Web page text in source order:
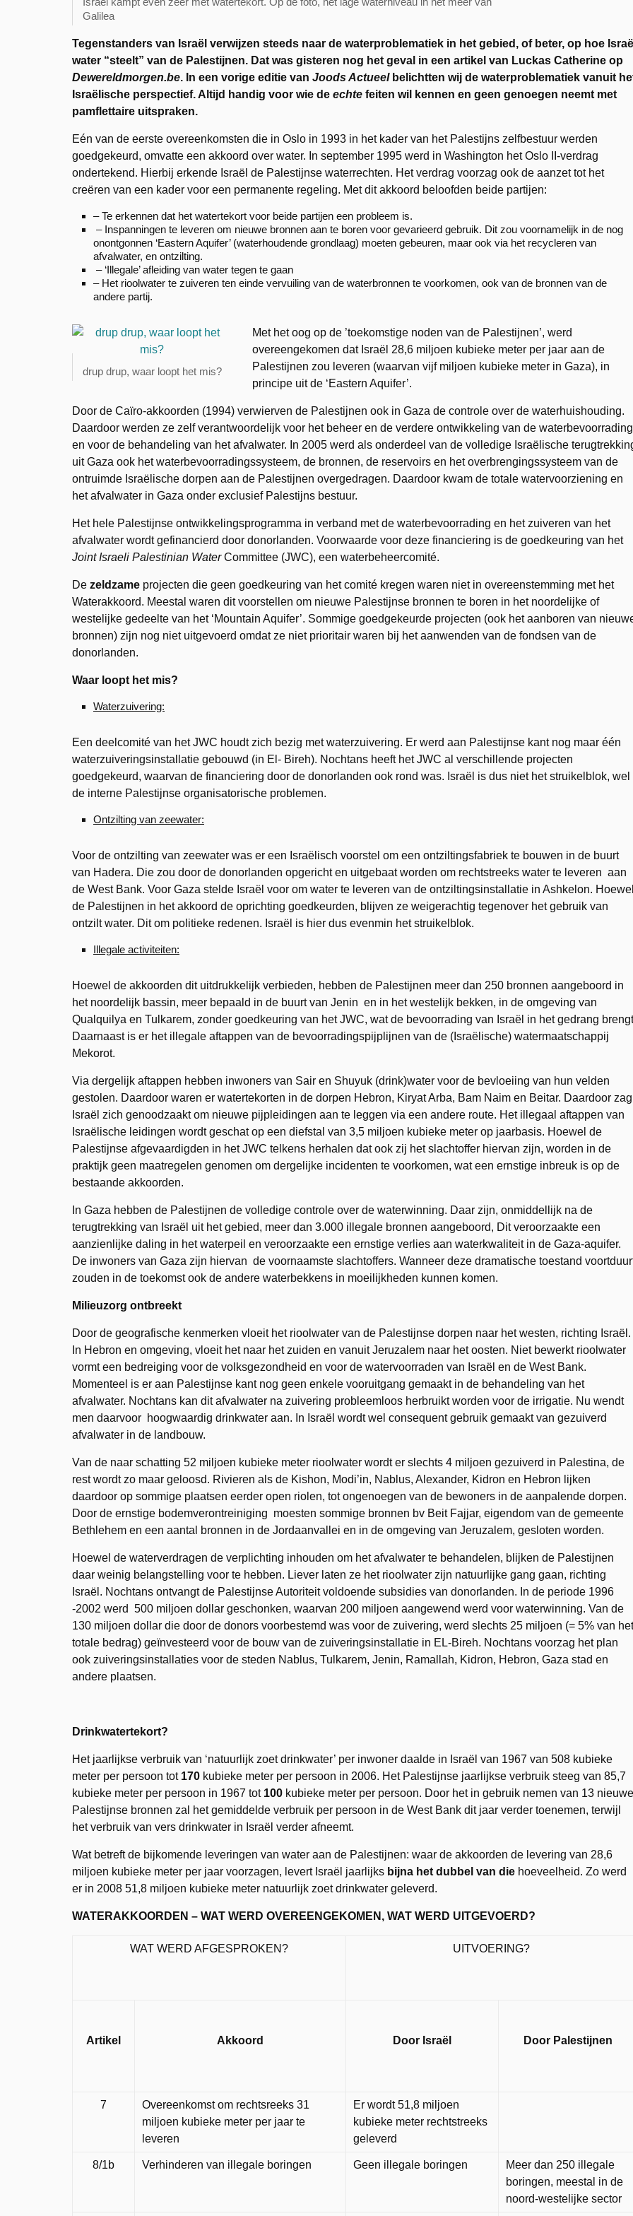
Galilea
Tegenstanders van Israël verwijzen steeds naar de waterproblematiek in het gebied, of beter, op hoe
water “steelt” van de Palestijnen. Dat was gisteren nog het geval in een artikel van Luckas Catherine op
Dewereldmorgen.be. In een vorige editie van Joods Actueelbelichtten wij de waterproblematiek vanuit
Israëlische perspectief. Altijd handig voor wie de echte feiten wil kennen en geen genoegen neemt met
pamflettaire uitspraken.
Eén van de eerste overeenkomsten die in Oslo in 1993 in het kader van het Palestijns zelfbestuur werden
goedgekeurd, omvatte een akkoord over water. In september 1995 werd in Washington het Oslo II-verdrag
ondertekend. Hierbij erkende Israël de Palestijnse waterrechten. Het verdrag voorzag ook de aanzet tot het
creëren van een kader voor een permanente regeling. Met dit akkoord beloofden beide partijen:
– Te erkennen dat het watertekort voor beide partijen een probleem is.
– Inspanningen te leveren om nieuwe bronnen aan te boren voor gevarieerd gebruik. Dit zou voornamelijk in de nog
onontgonnen ‘Eastern Aquifer’ (waterhoudende grondlaag) moeten gebeuren, maar ook via het recycleren van
afvalwater, en ontzilting.
– ‘Illegale’ afleiding van water tegen te gaan
– Het rioolwater te zuiveren ten einde vervuiling van de waterbronnen te voorkomen, ook van de bronnen van de
andere partij.
drup drup, waar loopt het mis?
Met het oog op de ’toekomstige noden van de Palestijnen’, werd
overeengekomen dat Israël 28,6 miljoen kubieke meter per jaar aan de
Palestijnen zou leveren (waarvan vijf miljoen kubieke meter in Gaza), in
principe uit de ‘Eastern Aquifer’.
Door de Caïro-akkoorden (1994) verwierven de Palestijnen ook in Gaza de controle over de waterhuishouding.
Daardoor werden ze zelf verantwoordelijk voor het beheer en de verdere ontwikkeling van de waterbevoorrading
en voor de behandeling van het afvalwater. In 2005 werd als onderdeel van de volledige Israëlische
uit Gaza ook het waterbevoorradingssysteem, de bronnen, de reservoirs en het overbrengingssysteem van de
ontruimde Israëlische dorpen aan de Palestijnen overgedragen. Daardoor kwam de totale watervoorziening en
het afvalwater in Gaza onder exclusief Palestijns bestuur.
Het hele Palestijnse ontwikkelingsprogramma in verband met de waterbevoorrading en het zuiveren van het
afvalwater wordt gefinancierd door donorlanden. Voorwaarde voor deze financiering is de goedkeuring van het
Joint Israeli Palestinian WaterCommittee (JWC), een waterbeheercomité.
De zeldzame projecten die geen goedkeuring van het comité kregen waren niet in overeenstemming met het
Waterakkoord. Meestal waren dit voorstellen om nieuwe Palestijnse bronnen te boren in het noordelijke of
westelijke gedeelte van het ‘Mountain Aquifer’. Sommige goedgekeurde projecten (ook het aanboren van
bronnen) zijn nog niet uitgevoerd omdat ze niet prioritair waren bij het aanwenden van de fondsen van de
donorlanden.
Waar loopt het mis?
Waterzuivering:
Een deelcomité van het JWC houdt zich bezig met waterzuivering. Er werd aan Palestijnse kant nog maar één
waterzuiveringsinstallatie gebouwd (in El- Bireh). Nochtans heeft het JWC al verschillende projecten
goedgekeurd, waarvan de financiering door de donorlanden ook rond was. Israël is dus niet het struikelblok, wel
de interne Palestijnse organisatorische problemen.
Ontzilting van zeewater:
Voor de ontzilting van zeewater was er een Israëlisch voorstel om een ontziltingsfabriek te bouwen in de buurt
van Hadera. Die zou door de donorlanden opgericht en uitgebaat worden om rechtstreeks water te leveren aan
de West Bank. Voor Gaza stelde Israël voor om water te leveren van de ontziltingsinstallatie in Ashkelon.
de Palestijnen in het akkoord de oprichting goedkeurden, blijven ze weigerachtig tegenover het gebruik van
ontzilt water. Dit om politieke redenen. Israël is hier dus evenmin het struikelblok.
Illegale activiteiten:
Hoewel de akkoorden dit uitdrukkelijk verbieden, hebben de Palestijnen meer dan 250 bronnen aangeboord in
het noordelijk bassin, meer bepaald in de buurt van Jenin en in het westelijk bekken, in de omgeving van
Qualquilya en Tulkarem, zonder goedkeuring van het JWC, wat de bevoorrading van Israël in het gedrang
Daarnaast is er het illegale aftappen van de bevoorradingspijplijnen van de (Israëlische) watermaatschappij
Mekorot.
Via dergelijk aftappen hebben inwoners van Sair en Shuyuk (drink)water voor de bevloeiing van hun velden
gestolen. Daardoor waren er watertekorten in de dorpen Hebron, Kiryat Arba, Bam Naim en Beitar. Daardoor zag
Israël zich genoodzaakt om nieuwe pijpleidingen aan te leggen via een andere route. Het illegaal aftappen van
Israëlische leidingen wordt geschat op een diefstal van 3,5 miljoen kubieke meter op jaarbasis. Hoewel de
Palestijnse afgevaardigden in het JWC telkens herhalen dat ook zij het slachtoffer hiervan zijn, worden in de
praktijk geen maatregelen genomen om dergelijke incidenten te voorkomen, wat een ernstige inbreuk is op de
bestaande akkoorden.
In Gaza hebben de Palestijnen de volledige controle over de waterwinning. Daar zijn, onmiddellijk na de
terugtrekking van Israël uit het gebied, meer dan 3.000 illegale bronnen aangeboord, Dit veroorzaakte een
aanzienlijke daling in het waterpeil en veroorzaakte een ernstige verlies aan waterkwaliteit in de Gaza-aquifer.
De inwoners van Gaza zijn hiervan de voornaamste slachtoffers. Wanneer deze dramatische toestand
zouden in de toekomst ook de andere waterbekkens in moeilijkheden kunnen komen.
Milieuzorg ontbreekt
Door de geografische kenmerken vloeit het rioolwater van de Palestijnse dorpen naar het westen, richting Israël.
In Hebron en omgeving, vloeit het naar het zuiden en vanuit Jeruzalem naar het oosten. Niet bewerkt rioolwater
vormt een bedreiging voor de volksgezondheid en voor de watervoorraden van Israël en de West Bank.
Momenteel is er aan Palestijnse kant nog geen enkele vooruitgang gemaakt in de behandeling van het
afvalwater. Nochtans kan dit afvalwater na zuivering probleemloos herbruikt worden voor de irrigatie. Nu wendt
men daarvoor hoogwaardig drinkwater aan. In Israël wordt wel consequent gebruik gemaakt van gezuiverd
afvalwater in de landbouw.
Van de naar schatting 52 miljoen kubieke meter rioolwater wordt er slechts 4 miljoen gezuiverd in Palestina, de
rest wordt zo maar geloosd. Rivieren als de Kishon, Modi’in, Nablus, Alexander, Kidron en Hebron lijken
daardoor op sommige plaatsen eerder open riolen, tot ongenoegen van de bewoners in de aanpalende dorpen.
Door de ernstige bodemverontreiniging moesten sommige bronnen bv Beit Fajjar, eigendom van de gemeente
Bethlehem en een aantal bronnen in de Jordaanvallei en in de omgeving van Jeruzalem, gesloten worden.
Hoewel de waterverdragen de verplichting inhouden om het afvalwater te behandelen, blijken de Palestijnen
daar weinig belangstelling voor te hebben. Liever laten ze het rioolwater zijn natuurlijke gang gaan, richting
Israël. Nochtans ontvangt de Palestijnse Autoriteit voldoende subsidies van donorlanden. In de periode 1996
-2002 werd 500 miljoen dollar geschonken, waarvan 200 miljoen aangewend werd voor waterwinning. Van de
130 miljoen dollar die door de donors voorbestemd was voor de zuivering, werd slechts 25 miljoen (= 5% van het
totale bedrag) geïnvesteerd voor de bouw van de zuiveringsinstallatie in EL-Bireh. Nochtans voorzag het plan
ook zuiveringsinstallaties voor de steden Nablus, Tulkarem, Jenin, Ramallah, Kidron, Hebron, Gaza stad en
andere plaatsen.
Drinkwatertekort?
Het jaarlijkse verbruik van ‘natuurlijk zoet drinkwater’ per inwoner daalde in Israël van 1967 van 508 kubieke
meter per persoon tot 170 kubieke meter per persoon in 2006. Het Palestijnse jaarlijkse verbruik steeg van 85,7
kubieke meter per persoon in 1967 tot 100 kubieke meter per persoon. Door het in gebruik nemen van 13 nieuwe
Palestijnse bronnen zal het gemiddelde verbruik per persoon in de West Bank dit jaar verder toenemen, terwijl
het verbruik van vers drinkwater in Israël verder afneemt.
Wat betreft de bijkomende leveringen van water aan de Palestijnen: waar de akkoorden de levering van 28,6
miljoen kubieke meter per jaar voorzagen, levert Israël jaarlijks bijna het dubbel van die hoeveelheid. Zo werd
er in 2008 51,8 miljoen kubieke meter natuurlijk zoet drinkwater geleverd.
WATERAKKOORDEN – WAT WERD OVEREENGEKOMEN, WAT WERD UITGEVOERD?
WAT WERD AFGESPROKEN? UITVOERING?
Artikel Akkoord Door Israël Door Palestijnen
7
Overeenkomst om rechtsreeks 31
miljoen kubieke meter per jaar te
leveren
Er wordt 51,8 miljoen
kubieke meter rechtstreeks
geleverd
8/1b Verhinderen van illegale boringen Geen illegale boringen
Meer dan 250 illegale
boringen, meestal in de
noord-westelijke sector